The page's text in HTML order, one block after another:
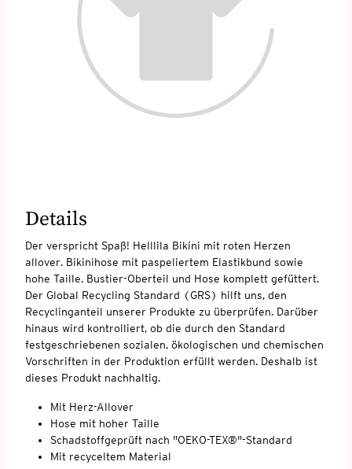
Details
Der verspricht Spaß! Helllila Bikini mit roten Herzen
allover. Bikinihose mit paspeliertem Elastikbund sowie
hohe Taille. Bustier-Oberteil und Hose komplett gefüttert.
Der Global Recycling Standard (GRS) hilft uns, den
Recyclinganteil unserer Produkte zu überprüfen. Darüber
hinaus wird kontrolliert, ob die durch den Standard
festgeschriebenen sozialen, ökologischen und chemischen
Vorschriften in der Produktion erfüllt werden. Deshalb ist
dieses Produkt nachhaltig.
Mit Herz-Allover
Hose mit hoher Taille
Schadstoffgeprüft nach "OEKO-TEX®"-Standard
Mit recyceltem Material